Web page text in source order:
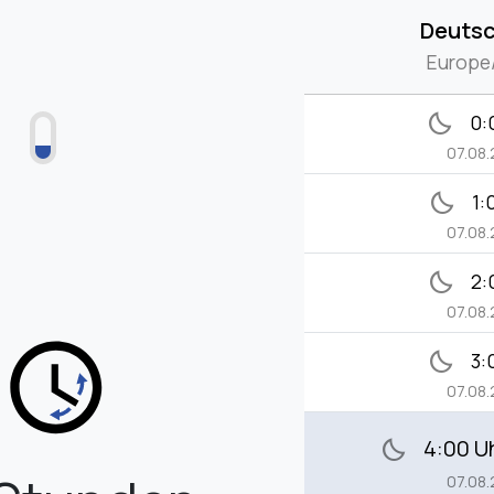
bedtime
bedtime
bedtime
bedtime
bedtime 4:00